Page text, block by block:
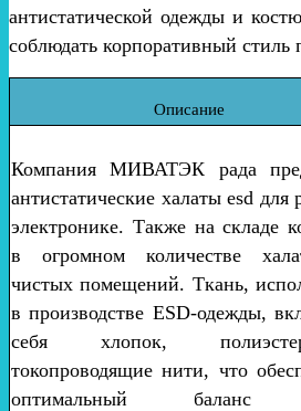
антистатической одежды и
соблюдать корпоративный стиль
Описание
Компания МИВАТЭК рада
антистатические халаты esd для
электронике. Также на складе
в огромном количестве
чистых помещений. Ткань,
в производстве ESD-одежды,
себя хлопок,
токопроводящие нити, что
оптимальный баланс